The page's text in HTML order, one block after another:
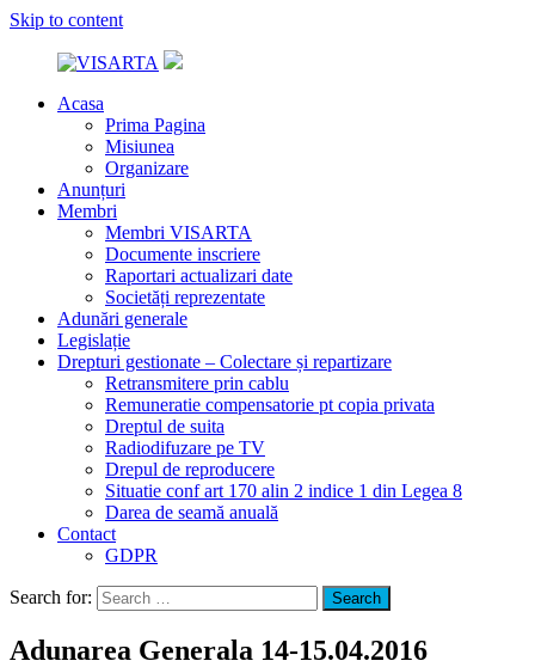
Skip to content
VISARTA
colectivă
drepturilor
domeniul
artelor
vizuale
Acasa
Prima Pagina
Misiunea
Organizare
Anunțuri
Membri
Membri VISARTA
Documente inscriere
Raportari actualizari date
Societăți reprezentate
Adunări generale
Legislație
Drepturi gestionate – Colectare și repartizare
Retransmitere prin cablu
Remuneratie compensatorie pt copia privata
Dreptul de suita
Radiodifuzare pe TV
Drepul de reproducere
Situatie conf art 170 alin 2 indice 1 din Legea 8
Darea de seamă anuală
Contact
GDPR
Search for: Search
Adunarea Generala 14-15.04.2016